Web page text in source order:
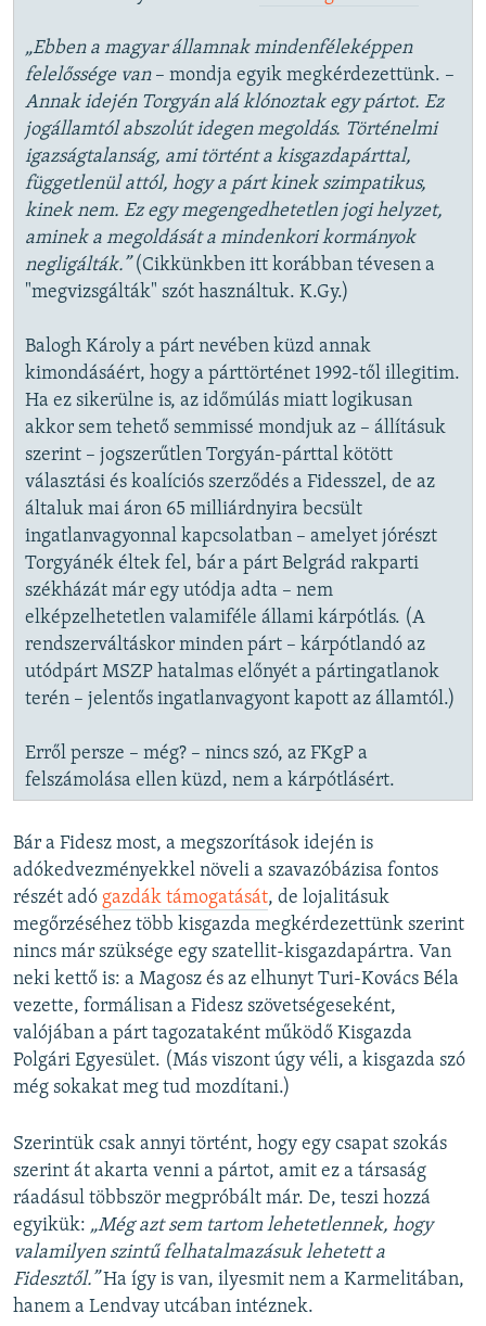
„Ebben a magyar államnak mindenféleképpen
felelőssége van– mondja egyik megkérdezettünk. –
Annak idején Torgyán alá klónoztak egy pártot. Ez
jogállamtól abszolút idegen megoldás. Történelmi
igazságtalanság, ami történt a kisgazdapárttal,
függetlenül attól, hogy a párt kinek szimpatikus,
kinek nem. Ez egy megengedhetetlen jogi helyzet,
aminek a megoldását a mindenkori kormányok
negligálták.” (Cikkünkben itt korábban tévesen a
"megvizsgálták" szót használtuk. K.Gy.)
Balogh Károly a párt nevében küzd annak
kimondásáért, hogy a párttörténet 1992-től illegitim.
Ha ez sikerülne is, az időmúlás miatt logikusan
akkor sem tehető semmissé mondjuk az – állításuk
szerint – jogszerűtlen Torgyán-párttal kötött
választási és koalíciós szerződés a Fidesszel, de az
általuk mai áron 65 milliárdnyira becsült
ingatlanvagyonnal kapcsolatban – amelyet jórészt
Torgyánék éltek fel, bár a párt Belgrád rakparti
székházát már egy utódja adta – nem
elképzelhetetlen valamiféle állami kárpótlás. (A
rendszerváltáskor minden párt – kárpótlandó az
utódpárt MSZP hatalmas előnyét a pártingatlanok
terén – jelentős ingatlanvagyont kapott az államtól.)
Erről persze – még? – nincs szó, az FKgP a
felszámolása ellen küzd, nem a kárpótlásért.
Bár a Fidesz most, a megszorítások idején is
adókedvezményekkel növeli a szavazóbázisa fontos
részét adó gazdák támogatását, de lojalitásuk
megőrzéséhez több kisgazda megkérdezettünk szerint
nincs már szüksége egy szatellit-kisgazdapártra. Van
neki kettő is: a Magosz és az elhunyt Turi-Kovács Béla
vezette, formálisan a Fidesz szövetségeseként,
valójában a párt tagozataként működő Kisgazda
Polgári Egyesület. (Más viszont úgy véli, a kisgazda szó
még sokakat meg tud mozdítani.)
Szerintük csak annyi történt, hogy egy csapat szokás
szerint át akarta venni a pártot, amit ez a társaság
ráadásul többször megpróbált már. De, teszi hozzá
egyikük: „Még azt sem tartom lehetetlennek, hogy
valamilyen szintű felhatalmazásuk lehetett a
Fidesztől.”Ha így is van, ilyesmit nem a Karmelitában,
hanem a Lendvay utcában intéznek.